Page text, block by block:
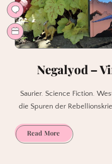
Negalyod –
Saurier. Science Fiction.
die Spuren der
Read MoreNegalyod
–